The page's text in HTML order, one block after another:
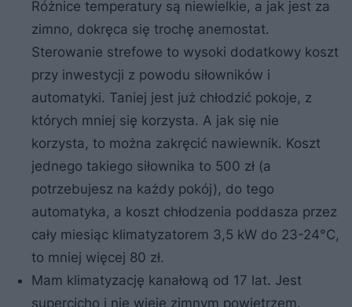
Różnice temperatury są niewielkie, a jak jest za
zimno, dokręca się trochę anemostat.
Sterowanie strefowe to wysoki dodatkowy koszt
przy inwestycji z powodu siłowników i
automatyki. Taniej jest już chłodzić pokoje, z
których mniej się korzysta. A jak się nie
korzysta, to można zakręcić nawiewnik. Koszt
jednego takiego siłownika to 500 zł (a
potrzebujesz na każdy pokój), do tego
automatyka, a koszt chłodzenia poddasza przez
cały miesiąc klimatyzatorem 3,5 kW do 23-24°C,
to mniej więcej 80 zł.
Mam klimatyzację kanałową od 17 lat. Jest
supercicho i nie wieje zimnym powietrzem.